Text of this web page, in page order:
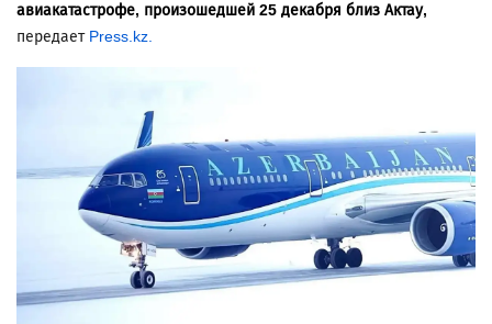
авиакатастрофе, произошедшей 25 декабря близ Актау,
передает Press.kz.